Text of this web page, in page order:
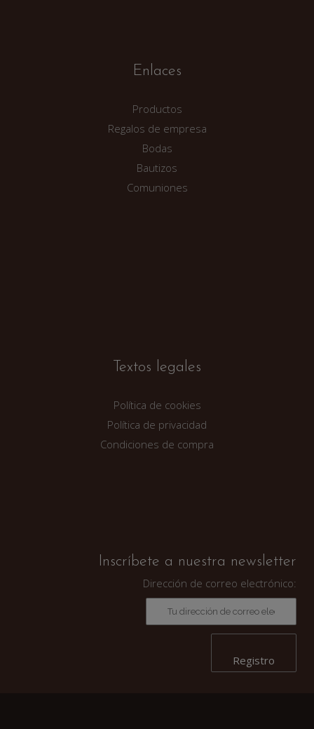
Enlaces
Productos
Regalos de empresa
Bodas
Bautizos
Comuniones
Textos legales
Política de cookies
Política de privacidad
Condiciones de compra
Inscríbete a nuestra newsletter
Dirección de correo electrónico: